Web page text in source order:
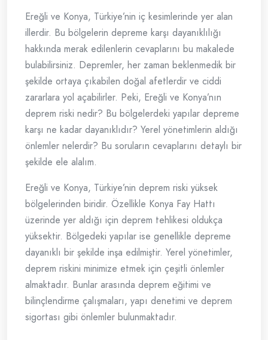
Ereğli ve Konya, Türkiye’nin iç kesimlerinde yer alan
illerdir. Bu bölgelerin depreme karşı dayanıklılığı
hakkında merak edilenlerin cevaplarını bu makalede
bulabilirsiniz. Depremler, her zaman beklenmedik bir
şekilde ortaya çıkabilen doğal afetlerdir ve ciddi
zararlara yol açabilirler. Peki, Ereğli ve Konya’nın
deprem riski nedir? Bu bölgelerdeki yapılar depreme
karşı ne kadar dayanıklıdır? Yerel yönetimlerin aldığı
önlemler nelerdir? Bu soruların cevaplarını detaylı bir
şekilde ele alalım.
Ereğli ve Konya, Türkiye’nin deprem riski yüksek
bölgelerinden biridir. Özellikle Konya Fay Hattı
üzerinde yer aldığı için deprem tehlikesi oldukça
yüksektir. Bölgedeki yapılar ise genellikle depreme
dayanıklı bir şekilde inşa edilmiştir. Yerel yönetimler,
deprem riskini minimize etmek için çeşitli önlemler
almaktadır. Bunlar arasında deprem eğitimi ve
bilinçlendirme çalışmaları, yapı denetimi ve deprem
sigortası gibi önlemler bulunmaktadır.